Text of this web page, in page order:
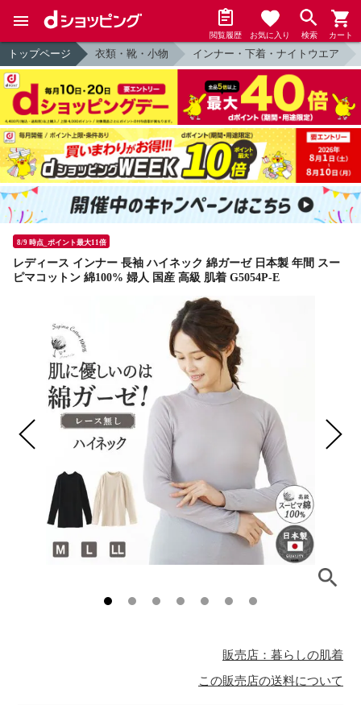
閲覧履歴 お気に入り 検索 カート
トップページ 衣類・靴・小物 インナー・下着・ナイトウエア
8/9 時点_ポイント最大11倍
レディース インナー 長袖 ハイネック 綿ガーゼ 日本製 年間 スー
ピマコットン 綿100% 婦人 国産 高級 肌着 G5054P-E
販売店：暮らしの肌着
この販売店の送料について